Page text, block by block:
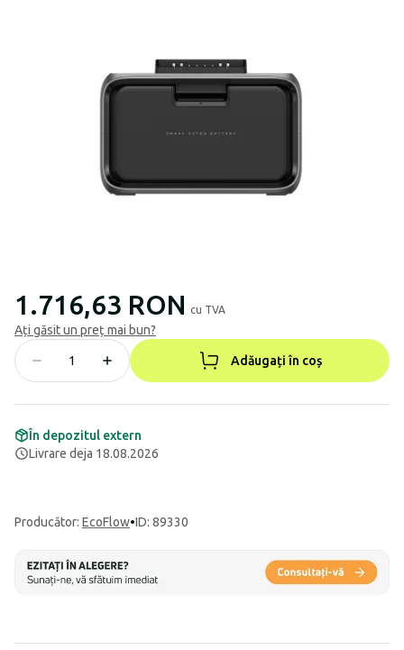
1.716,63 RON cu TVA
Ați găsit un preț mai bun?
Adăugați în coș
În depozitul extern
Livrare deja 18.08.2026
Producător: EcoFlow•ID: 89330